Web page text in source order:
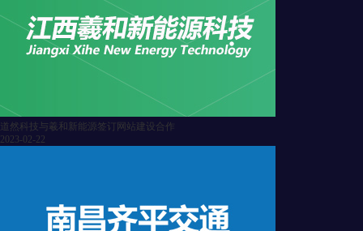
道然科技与羲和新能源签订网站建设合作
2023-02-22